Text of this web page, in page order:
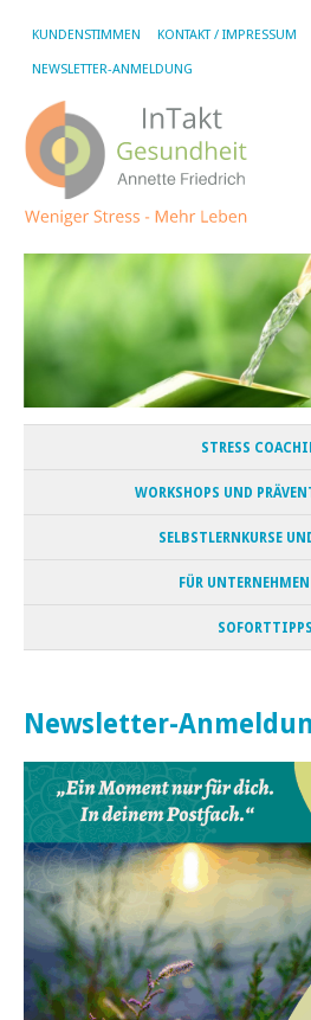
KUNDENSTIMMEN KONTAKT / IMPRESSUM
NEWSLETTER-ANMELDUNG
STRESS
WORKSHOPS UND
SELBSTLERNKURSE
FÜR
SOFORTTIPPS
Newsletter-